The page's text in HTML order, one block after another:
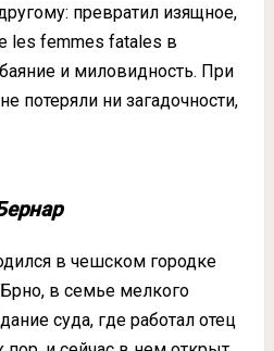
превратил изящное,
les femmes fatales в
и миловидность. При
потеряли ни загадочности,
в чешском городке
в семье мелкого
суда, где работал отец